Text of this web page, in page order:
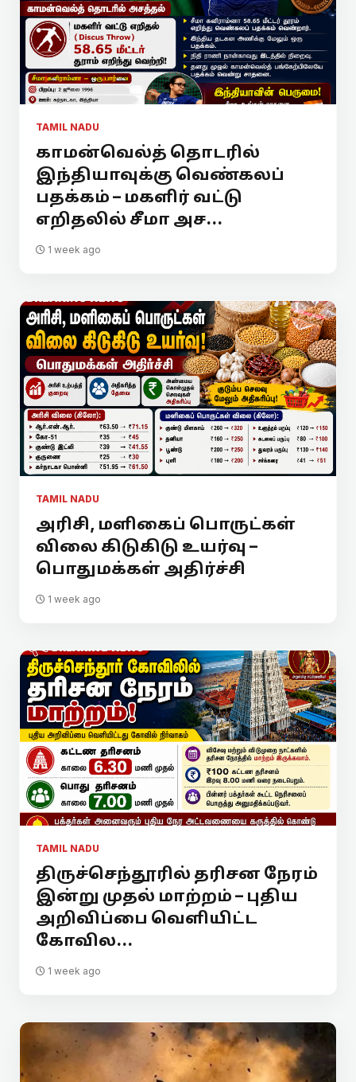
TAMIL NADU
காமன்வெல்த் தொடரில்
இந்தியாவுக்கு வெண்கலப்
பதக்கம் – மகளிர் வட்டு
எறிதலில் சீமா அச...
1 week ago
TAMIL NADU
அரிசி, மளிகைப் பொருட்கள்
விலை கிடுகிடு உயர்வு –
பொதுமக்கள் அதிர்ச்சி
1 week ago
TAMIL NADU
திருச்செந்தூரில் தரிசன நேரம்
இன்று முதல் மாற்றம் – புதிய
அறிவிப்பை வெளியிட்ட
கோவில...
1 week ago